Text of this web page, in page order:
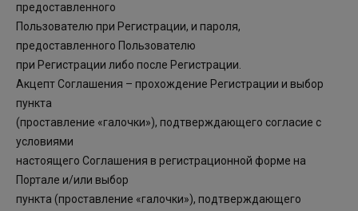
предоставленного
Пользователю при Регистрации, и пароля,
предоставленного Пользователю
при Регистрации либо после Регистрации.
Акцепт Соглашения – прохождение Регистрации и выбор
пункта
(проставление «галочки»), подтверждающего согласие с
условиями
настоящего Соглашения в регистрационной форме на
Портале и/или выбор
пункта (проставление «галочки»), подтверждающего